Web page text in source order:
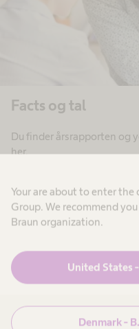
Your are about to enter
Group. We recommend
Braun organization.
United States
Denmark -
Facts og tal
Du finder årsrapporten og
her.